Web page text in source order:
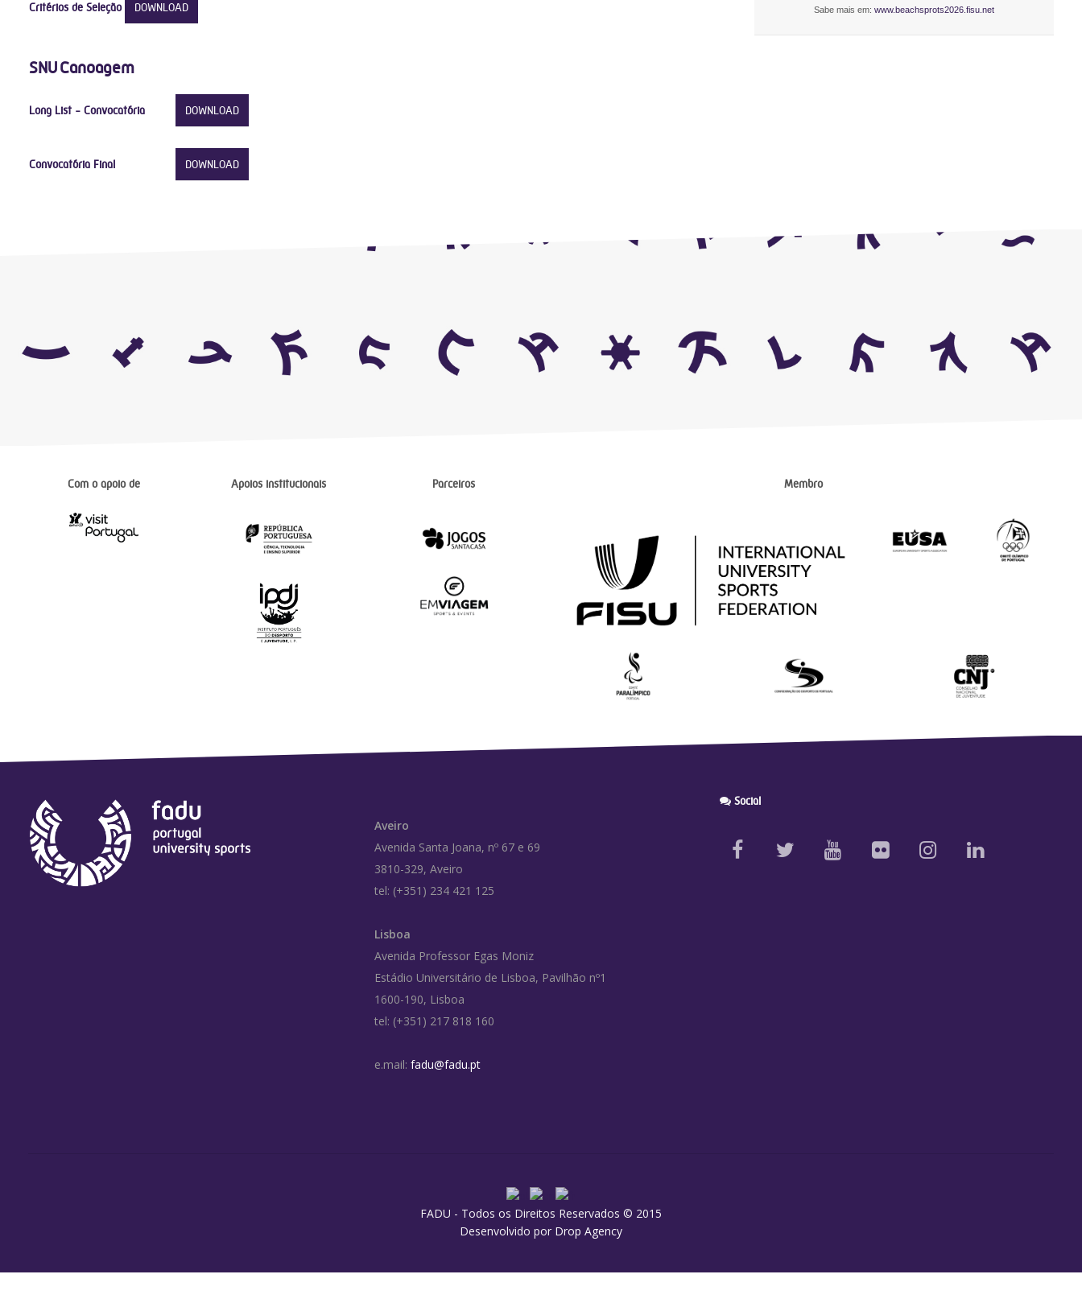
Critérios de Seleção DOWNLOAD
SNU Canoagem
Long List - Convocatória DOWNLOAD
Convocatória Final DOWNLOAD
Sabe mais em:www.beachsprots2026.fisu.net
Com o apoio de Apoios institucionais Parceiros Membro
Aveiro
Avenida Santa Joana, nº 67 e 69
3810-329, Aveiro
tel: (+351) 234 421 125
Lisboa
Avenida Professor Egas Moniz
Estádio Universitário de Lisboa, Pavilhão nº1
1600-190, Lisboa
tel: (+351) 217 818 160
e.mail: fadu@fadu.pt
Social
FADU - Todos os Direitos Reservados © 2015
Desenvolvido por Drop Agency